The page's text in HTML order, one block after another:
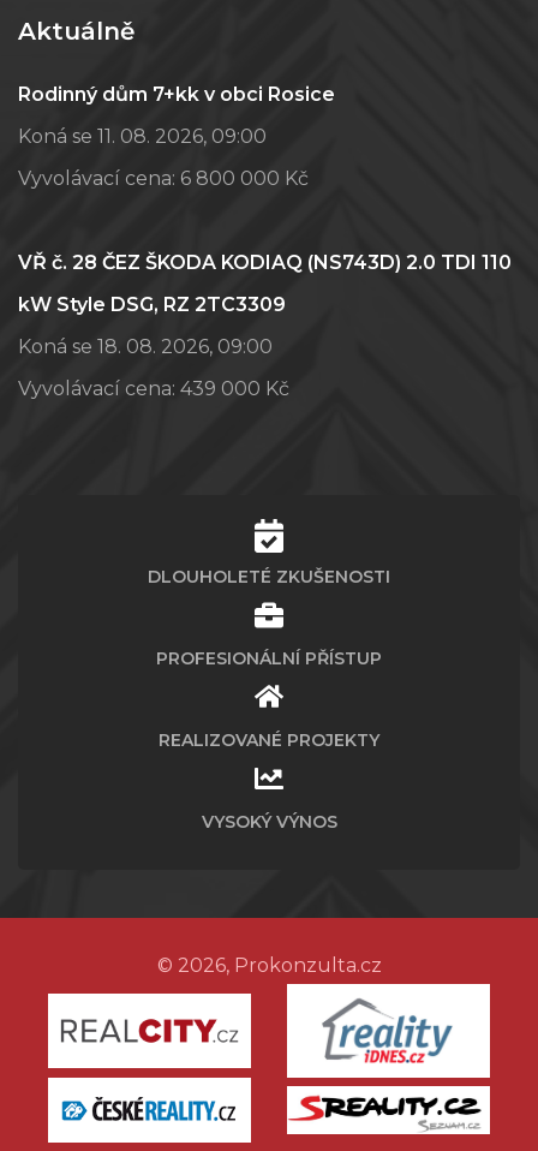
Aktuálně
Rodinný dům 7+kk v obci Rosice
Koná se 11. 08. 2026, 09:00
Vyvolávací cena: 6 800 000 Kč
VŘ č. 28 ČEZ ŠKODA KODIAQ (NS743D) 2.0 TDI 110
kW Style DSG, RZ 2TC3309
Koná se 18. 08. 2026, 09:00
Vyvolávací cena: 439 000 Kč
DLOUHOLETÉ ZKUŠENOSTI
PROFESIONÁLNÍ PŘÍSTUP
REALIZOVANÉ PROJEKTY
VYSOKÝ VÝNOS
© 2026, Prokonzulta.cz